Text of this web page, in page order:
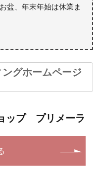
盆、年末年始は休業ま
グホームページ
ップ プリメーラ